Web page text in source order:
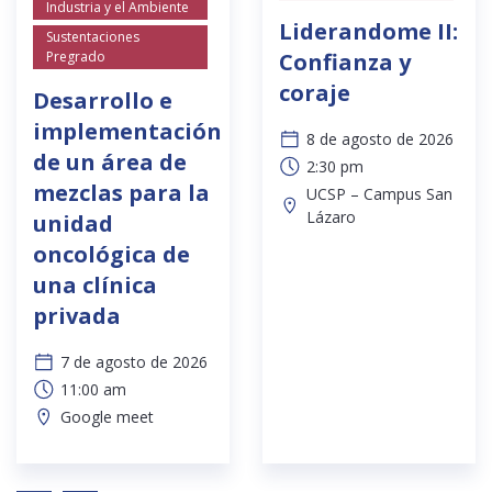
Industria y el Ambiente
Sustentaciones
Pregrado
Desarrollo e
implementación
de un área de
mezclas para la
unidad
oncológica de
una clínica
privada
7 de agosto de 2026
11:00 am
Google meet
Liderandome II:
Confianza y
coraje
8 de agosto de 2026
2:30 pm
UCSP – Campus San
Lázaro